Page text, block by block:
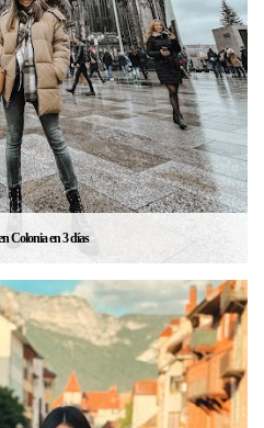
Colonia en 3 días